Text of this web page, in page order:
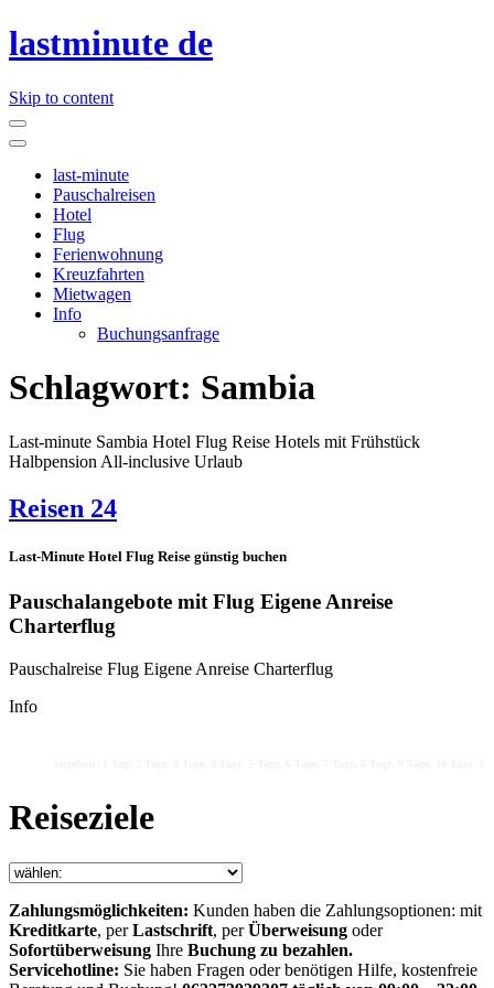
lastminute de
Skip to content
last-minute
Pauschalreisen
Hotel
Flug
Ferienwohnung
Kreuzfahrten
Mietwagen
Info
Buchungsanfrage
Schlagwort: Sambia
Last-minute Sambia Hotel Flug Reise Hotels mit Frühstück
Halbpension All-inclusive Urlaub
Reisen 24
Last-Minute Hotel Flug Reise günstig buchen
Pauschalangebote mit Flug Eigene Anreise
Charterflug
Pauschalreise Flug Eigene Anreise Charterflug
Info
Reiseziele
Zahlungsmöglichkeiten: Kunden haben die Zahlungsoptionen: mit
Kreditkarte, perLastschrift, perÜberweisung oder
Sofortüberweisung Ihre Buchung zu bezahlen.
Servicehotline: Sie haben Fragen oder benötigen Hilfe, kostenfreie